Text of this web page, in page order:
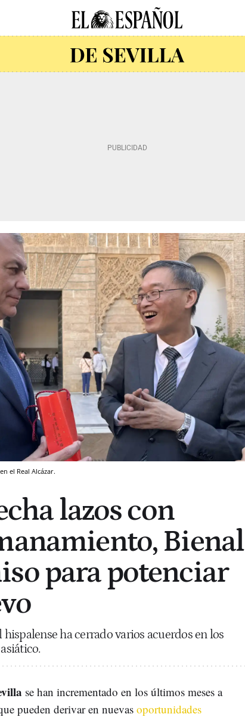
el Real Alcázar.
lazos con
Bienal
para potenciar
ha cerrado varios acuerdos en los
se han incrementado en los últimos meses a
pueden derivar en nuevas oportunidades